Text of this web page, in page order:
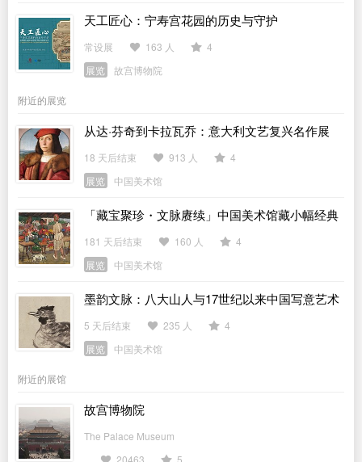
天工匠心：宁寿宫花园的历史与守护
常设展 163 人
4
展览
故宫博物院
附近的展览
从达·芬奇到卡拉瓦乔：意大利文艺复兴名作展
18 天后结束 913 人
4
展览
中国美术馆
「藏宝聚珍・文脉赓续」中国美术馆藏小幅经典
作品展
181 天后结束 160 人
4
展览
中国美术馆
墨韵文脉：八大山人与17世纪以来中国写意艺术
展
5 天后结束 235 人
4
展览
中国美术馆
附近的展馆
故宫博物院
The Palace Museum
20463
5